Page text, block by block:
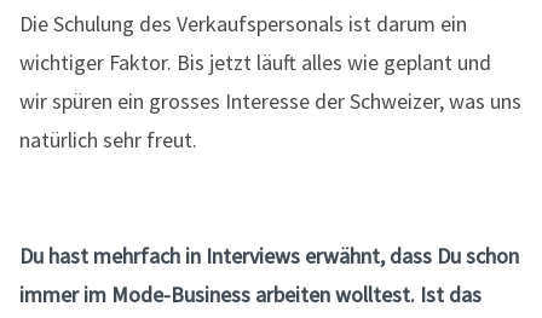
Die Schulung des Verkaufspersonals ist darum ein
wichtiger Faktor. Bis jetzt läuft alles wie geplant und
wir spüren ein grosses Interesse der Schweizer, was uns
natürlich sehr freut.
Du hast mehrfach in Interviews erwähnt, dass Du schon
immer im Mode-Business arbeiten wolltest. Ist das